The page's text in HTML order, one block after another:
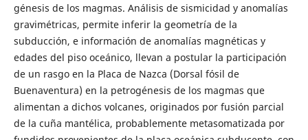
génesis de los magmas. Análisis de sismicidad y anomalías
gravimétricas, permite inferir la geometría de la
subducción, e información de anomalías magnéticas y
edades del piso oceánico, llevan a postular la participación
de un rasgo en la Placa de Nazca (Dorsal fósil de
Buenaventura) en la petrogénesis de los magmas que
alimentan a dichos volcanes, originados por fusión parcial
de la cuña mantélica, probablemente metasomatizada por